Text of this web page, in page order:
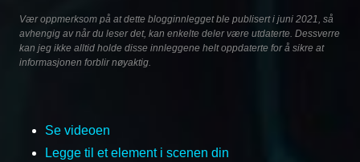
Vær oppmerksom på at dette blogginnlegget ble publisert i juni 2021, så
avhengig av når du leser det, kan enkelte deler være utdaterte. Dessverre
kan jeg ikke alltid holde disse innleggene helt oppdaterte for å sikre at
informasjonen forblir nøyaktig.
Se videoen
Legge til et element i scenen din